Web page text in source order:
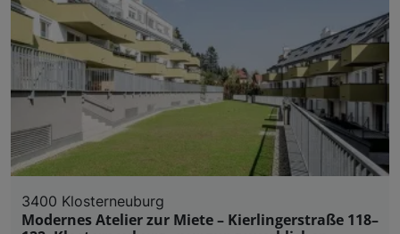
3400 Klosterneuburg
Modernes Atelier zur Miete – Kierlingerstraße 118–